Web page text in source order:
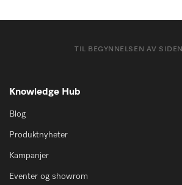
TIL BEGYNNELSEN AV SIDEN
Knowledge Hub
Blog
Produktnyheter
Kampanjer
Eventer og showrom